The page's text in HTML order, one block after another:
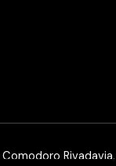
Rivadavia,